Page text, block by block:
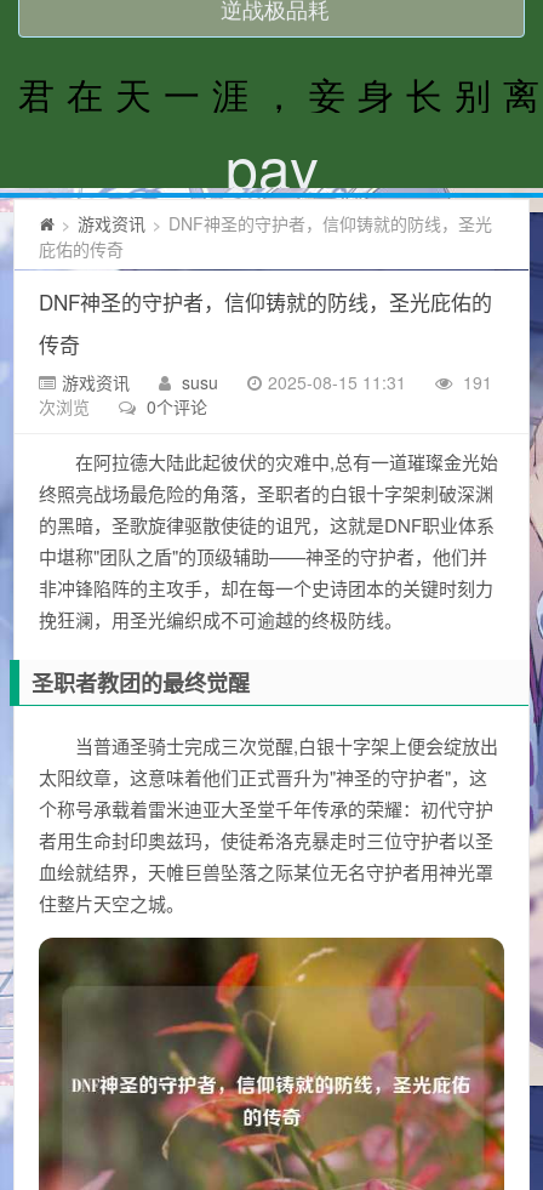
> 游戏资讯 > DNF神圣的守护者，信仰铸就的防线，圣光
庇佑的传奇
DNF神圣的守护者，信仰铸就的防线，圣光庇佑的
传奇
游戏资讯 susu 2025-08-15 11:31
191
次浏览
0个评论
在阿拉德大陆此起彼伏的灾难中,总有一道璀璨金光始
终照亮战场最危险的角落，圣职者的白银十字架刺破深渊
的黑暗，圣歌旋律驱散使徒的诅咒，这就是DNF职业体系
中堪称"团队之盾"的顶级辅助——神圣的守护者，他们并
非冲锋陷阵的主攻手，却在每一个史诗团本的关键时刻力
挽狂澜，用圣光编织成不可逾越的终极防线。
圣职者教团的最终觉醒
当普通圣骑士完成三次觉醒,白银十字架上便会绽放出
太阳纹章，这意味着他们正式晋升为"神圣的守护者"，这
个称号承载着雷米迪亚大圣堂千年传承的荣耀：初代守护
者用生命封印奥兹玛，使徒希洛克暴走时三位守护者以圣
血绘就结界，天帷巨兽坠落之际某位无名守护者用神光罩
住整片天空之城。